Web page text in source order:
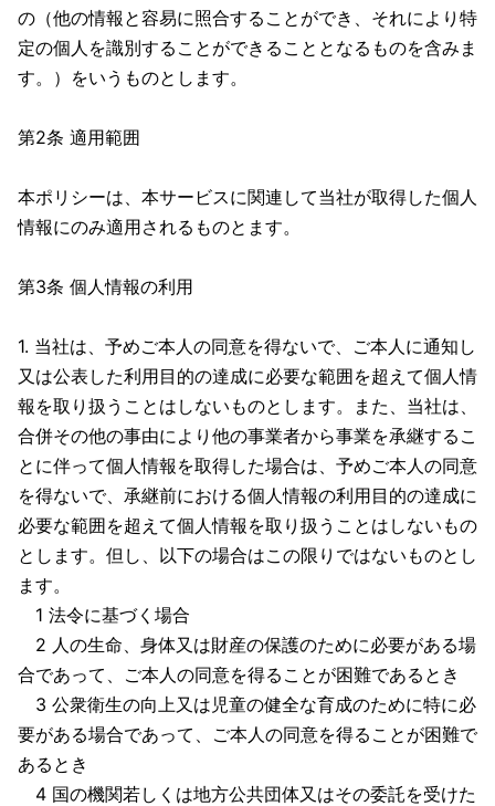
の（他の情報と容易に照合することができ、それにより特
定の個人を識別することができることとなるものを含みま
す。）をいうものとします。
第2条 適用範囲
本ポリシーは、本サービスに関連して当社が取得した個人
情報にのみ適用されるものとます。
第3条 個人情報の利用
1. 当社は、予めご本人の同意を得ないで、ご本人に通知し
又は公表した利用目的の達成に必要な範囲を超えて個人情
報を取り扱うことはしないものとします。また、当社は、
合併その他の事由により他の事業者から事業を承継するこ
とに伴って個人情報を取得した場合は、予めご本人の同意
を得ないで、承継前における個人情報の利用目的の達成に
必要な範囲を超えて個人情報を取り扱うことはしないもの
とします。但し、以下の場合はこの限りではないものとし
ます。
1 法令に基づく場合
2 人の生命、身体又は財産の保護のために必要がある場
合であって、ご本人の同意を得ることが困難であるとき
3 公衆衛生の向上又は児童の健全な育成のために特に必
要がある場合であって、ご本人の同意を得ることが困難で
あるとき
4 国の機関若しくは地方公共団体又はその委託を受けた